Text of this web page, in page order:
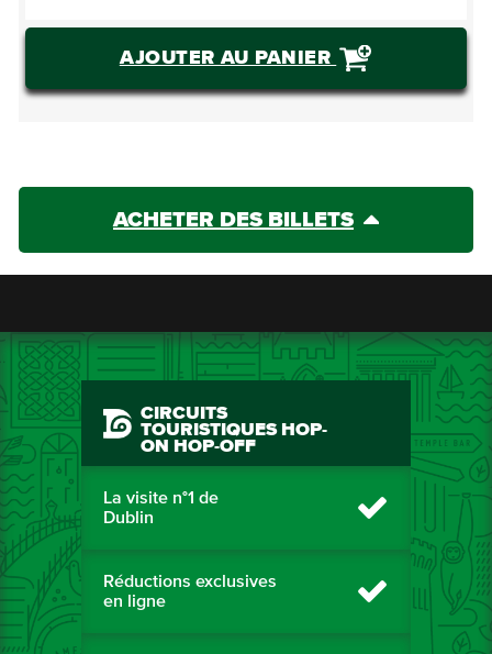
AJOUTER AU PANIER
ACHETER DES BILLETS
CIRCUITS
TOURISTIQUES HOP-
ON HOP-OFF
La visite n°1 de
Dublin
Réductions exclusives
en ligne